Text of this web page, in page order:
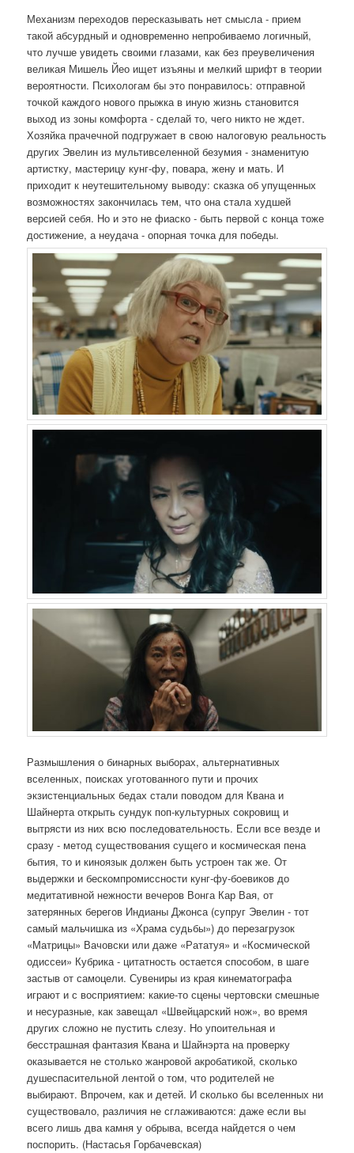
Механизм переходов пересказывать нет смысла - прием
такой абсурдный и одновременно непробиваемо логичный,
что лучше увидеть своими глазами, как без преувеличения
великая Мишель Йео ищет изъяны и мелкий шрифт в теории
вероятности. Психологам бы это понравилось: отправной
точкой каждого нового прыжка в иную жизнь становится
выход из зоны комфорта - сделай то, чего никто не ждет.
Хозяйка прачечной подгружает в свою налоговую реальность
других Эвелин из мультивселенной безумия - знаменитую
артистку, мастерицу кунг-фу, повара, жену и мать. И
приходит к неутешительному выводу: сказка об упущенных
возможностях закончилась тем, что она стала худшей
версией себя. Но и это не фиаско - быть первой с конца тоже
достижение, а неудача - опорная точка для победы.
Размышления о бинарных выборах, альтернативных
вселенных, поисках уготованного пути и прочих
экзистенциальных бедах стали поводом для Квана и
Шайнерта открыть сундук поп-культурных сокровищ и
вытрясти из них всю последовательность. Если все везде и
сразу - метод существования сущего и космическая пена
бытия, то и киноязык должен быть устроен так же. От
выдержки и бескомпромиссности кунг-фу-боевиков до
медитативной нежности вечеров Вонга Кар Вая, от
затерянных берегов Индианы Джонса (супруг Эвелин - тот
самый мальчишка из «Храма судьбы») до перезагрузок
«Матрицы» Вачовски или даже «Рататуя» и «Космической
одиссеи» Кубрика - цитатность остается способом, в шаге
застыв от самоцели. Сувениры из края кинематографа
играют и с восприятием: какие-то сцены чертовски смешные
и несуразные, как завещал «Швейцарский нож», во время
других сложно не пустить слезу. Но упоительная и
бесстрашная фантазия Квана и Шайнэрта на проверку
оказывается не столько жанровой акробатикой, сколько
душеспасительной лентой о том, что родителей не
выбирают. Впрочем, как и детей. И сколько бы вселенных ни
существовало, различия не сглаживаются: даже если вы
всего лишь два камня у обрыва, всегда найдется о чем
поспорить. (Настасья Горбачевская)